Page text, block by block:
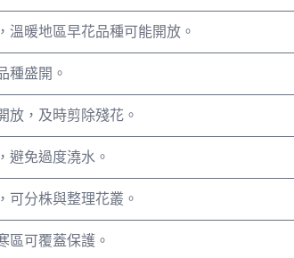
溫暖地區早花品種可能開放。
種盛開。
放，及時剪除殘花。
避免過度澆水。
可分株與整理花叢。
區可覆蓋保護。